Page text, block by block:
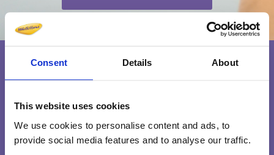
Consent Details About
This website uses cookies
We use cookies to personalise content and ads, to
provide social media features and to analyse our traffic.